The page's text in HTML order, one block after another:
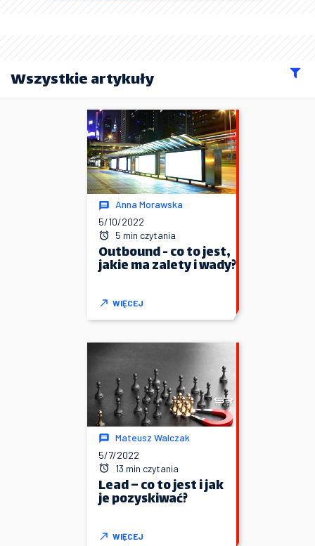
Wszystkie artykuły
Anna Morawska
5/10/2022
5 min czytania
Outbound - co to jest,
jakie ma zalety i wady?
WIĘCEJ
Mateusz Walczak
5/7/2022
13 min czytania
Lead – co to jest i jak
je pozyskiwać?
WIĘCEJ